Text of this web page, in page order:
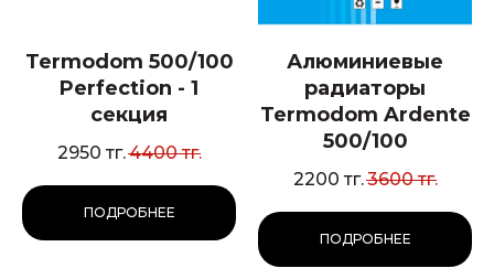
Termodom 500/100
Perfection - 1
секция
2950 тг.4400 тг.
ПОДРОБНЕЕ
Алюминиевые
радиаторы
Termodom Ardente
500/100
2200 тг.3600 тг.
ПОДРОБНЕЕ